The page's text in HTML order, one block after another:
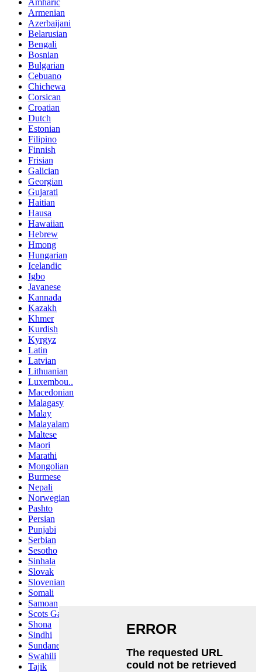
Amharic
Armenian
Azerbaijani
Belarusian
Bengali
Bosnian
Bulgarian
Cebuano
Chichewa
Corsican
Croatian
Dutch
Estonian
Filipino
Finnish
Frisian
Galician
Georgian
Gujarati
Haitian
Hausa
Hawaiian
Hebrew
Hmong
Hungarian
Icelandic
Igbo
Javanese
Kannada
Kazakh
Khmer
Kurdish
Kyrgyz
Latin
Latvian
Lithuanian
Luxembou..
Macedonian
Malagasy
Malay
Malayalam
Maltese
Maori
Marathi
Mongolian
Burmese
Nepali
Norwegian
Pashto
Persian
Punjabi
Serbian
Sesotho
Sinhala
Slovak
Slovenian
Somali
Samoan
Scots Gaelic
Shona
Sindhi
Sundanese
Swahili
Tajik